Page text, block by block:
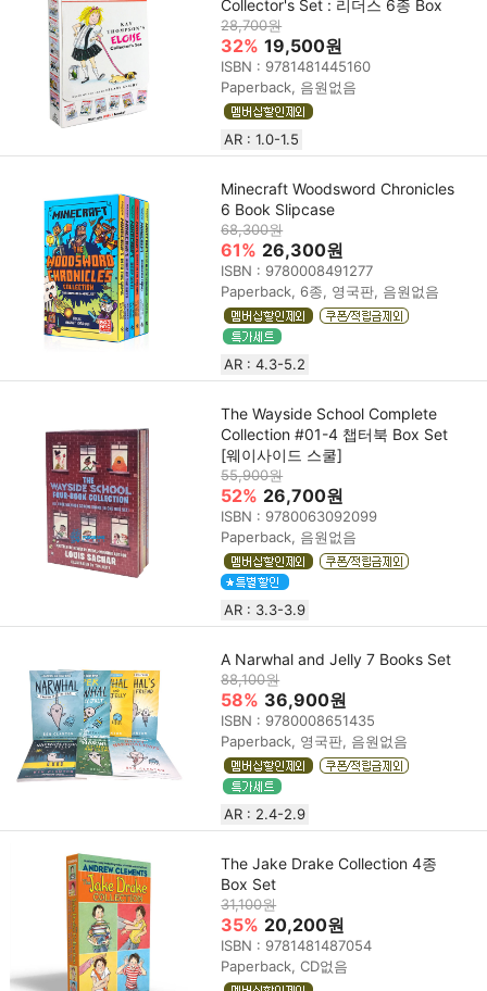
Collector's Set : 리더스 6종 Box
28,700원
32% 19,500원
ISBN : 9781481445160
Paperback, 음원없음
AR : 1.0-1.5
Minecraft Woodsword Chronicles
6 Book Slipcase
68,300원
61% 26,300원
ISBN : 9780008491277
Paperback, 6종, 영국판, 음원없음
AR : 4.3-5.2
The Wayside School Complete
Collection #01-4 챕터북 Box Set
[웨이사이드 스쿨]
55,900원
52% 26,700원
ISBN : 9780063092099
Paperback, 음원없음
AR : 3.3-3.9
A Narwhal and Jelly 7 Books Set
88,100원
58% 36,900원
ISBN : 9780008651435
Paperback, 영국판, 음원없음
AR : 2.4-2.9
The Jake Drake Collection 4종
Box Set
31,100원
35% 20,200원
ISBN : 9781481487054
Paperback, CD없음